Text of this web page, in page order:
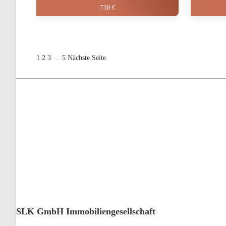
738 €
Seitennummerierung
1 2 3 5 Nächste Seite
SLK GmbH Immobiliengesellschaft